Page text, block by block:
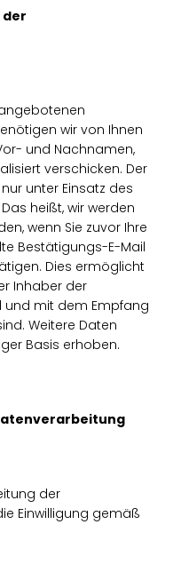
der
wir von Ihnen
und Nachnamen,
verschicken. Der
unter Einsatz des
heißt, wir werden
wenn Sie zuvor Ihre
Bestätigungs-E-Mail
Dies ermöglicht
Inhaber der
und mit dem Empfang
Weitere Daten
Basis erhoben.
der
Einwilligung gemäß